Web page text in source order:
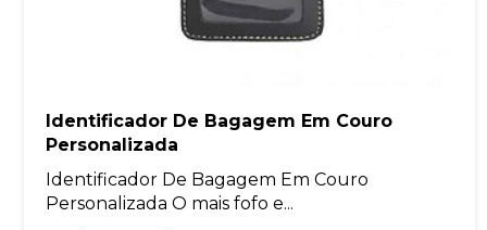
Identificador De Bagagem Em Couro
Personalizada
Identificador De Bagagem Em Couro
Personalizada O mais fofo e...